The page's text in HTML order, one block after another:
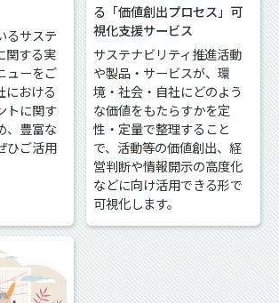
るサステ
関する実
ューをご
における
トに関す
、豊富な
ひご活用
る「価値創出プロセス」可
視化支援サービス
サステナビリティ推進活動
や製品・サービスが、環
境・社会・自社にどのよう
な価値をもたらすかを定
性・定量で整理すること
で、活動等の価値創出、経
営判断や情報開示の高度化
などに向け活用できる形で
可視化します。